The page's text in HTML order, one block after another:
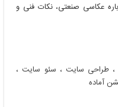
عکاسی صنعتی، نکات فنی و
، طراحی سایت ، سئو سایت ،
آماده